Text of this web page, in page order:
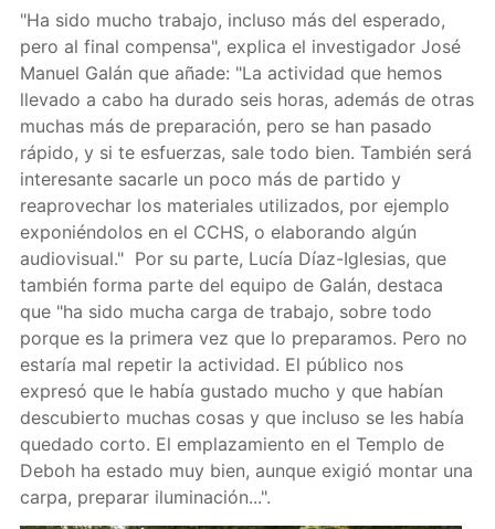
"Ha sido mucho trabajo, incluso más del esperado,
pero al final compensa", explica el investigador José
Manuel Galán que añade: "La actividad que hemos
llevado a cabo ha durado seis horas, además de otras
muchas más de preparación, pero se han pasado
rápido, y si te esfuerzas, sale todo bien. También será
interesante sacarle un poco más de partido y
reaprovechar los materiales utilizados, por ejemplo
exponiéndolos en el CCHS, o elaborando algún
audiovisual." Por su parte, Lucía Díaz-Iglesias, que
también forma parte del equipo de Galán, destaca
que "ha sido mucha carga de trabajo, sobre todo
porque es la primera vez que lo preparamos. Pero no
estaría mal repetir la actividad. El público nos
expresó que le había gustado mucho y que habían
descubierto muchas cosas y que incluso se les había
quedado corto. El emplazamiento en el Templo de
Deboh ha estado muy bien, aunque exigió montar una
carpa, preparar iluminación...".